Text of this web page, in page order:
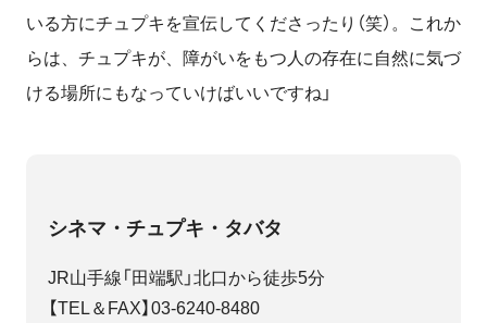
いる方にチュプキを宣伝してくださったり（笑）。これか
らは、チュプキが、障がいをもつ人の存在に自然に気づ
ける場所にもなっていけばいいですね」
シネマ・チュプキ・タバタ
JR山手線「田端駅」北口から徒歩5分
【TEL＆FAX】03-6240-8480